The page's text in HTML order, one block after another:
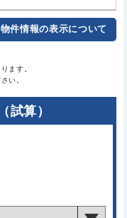
件情報の表示について
ます。
い。
試算）